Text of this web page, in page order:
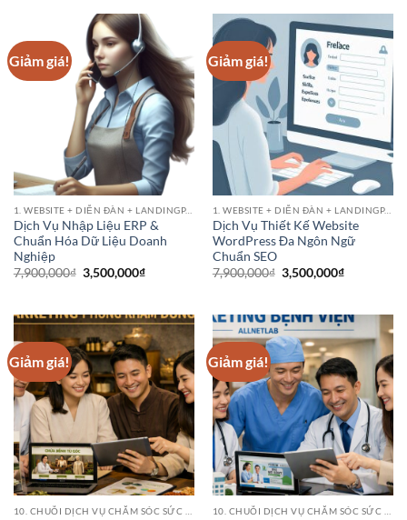
850,000₫.
Giảm giá!
1. WEBSITE + DIỄN ĐÀN + LANDINGPAGE
Dịch Vụ Nhập Liệu ERP &
Chuẩn Hóa Dữ Liệu Doanh
Nghiệp
7,900,000₫ Giá
gốc
3,500,000₫Giá
3,500,000₫.
Giảm giá!
1. WEBSITE + DIỄN ĐÀN + LANDINGPAGE
Dịch Vụ Thiết Kế Website
WordPress Đa Ngôn Ngữ
Chuẩn SEO
7,900,000₫ Giá
gốc
3,500,000₫Giá
Giảm giá! Giảm giá!